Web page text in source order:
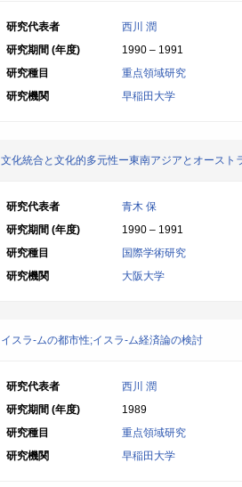
研究代表者
西川 潤
研究期間 (年度)
1990 – 1991
研究種目
重点領域研究
研究機関
早稲田大学
文化統合と文化的多元性ー東南アジアとオースト
研究代表者
青木 保
研究期間 (年度)
1990 – 1991
研究種目
国際学術研究
研究機関
大阪大学
イスラ-ムの都市性;イスラ-ム経済論の検討
研究代表者
西川 潤
研究期間 (年度)
1989
研究種目
重点領域研究
研究機関
早稲田大学